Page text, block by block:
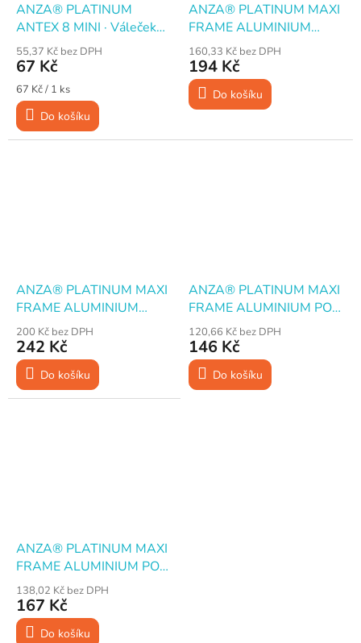
ANZA® PLATINUM
ANTEX 8 MINI · Váleček
malířský · mikrovlákno · 10
cm
55,37 Kč bez DPH
67 Kč
Měrná
cena:
67 Kč / 1 ks
Do košíku
ANZA® PLATINUM MAXI
FRAME ALUMINIUM
Držadlo pro klecové
válečky, 18 cm
160,33 Kč bez DPH
194 Kč
Do košíku
ANZA® PLATINUM MAXI
FRAME ALUMINIUM
Držadlo pro klecové
válečky, 25 cm
200 Kč bez DPH
242 Kč
Do košíku
ANZA® PLATINUM MAXI
FRAME ALUMINIUM PO-
PO · Držadlo pro válečky ·
18 cm
120,66 Kč bez DPH
146 Kč
Do košíku
ANZA® PLATINUM MAXI
FRAME ALUMINIUM PO-
PO · Držadlo pro válečky ·
25 cm
138,02 Kč bez DPH
167 Kč
Do košíku